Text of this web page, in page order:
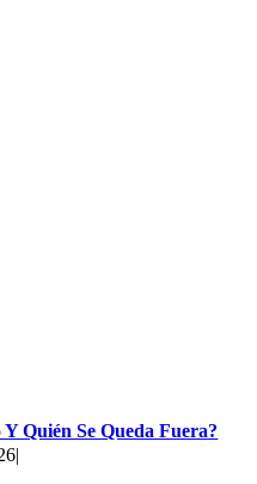
Quién Se Queda Fuera?
|